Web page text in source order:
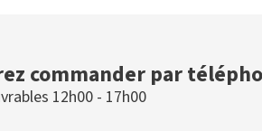
commander par
12h00 - 17h00